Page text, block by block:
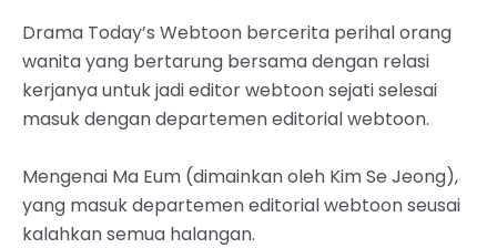
Drama Today’s Webtoon bercerita perihal orang
wanita yang bertarung bersama dengan relasi
kerjanya untuk jadi editor webtoon sejati selesai
masuk dengan departemen editorial webtoon.
Mengenai Ma Eum (dimainkan oleh Kim Se Jeong),
yang masuk departemen editorial webtoon seusai
kalahkan semua halangan.